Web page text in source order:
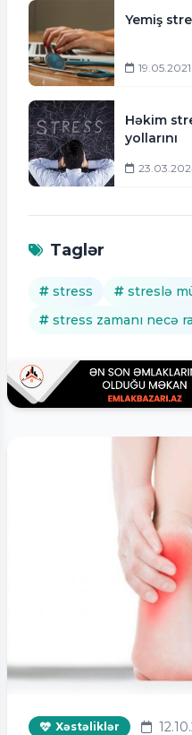
Yemiş
Həkim
yollarını
Taglər
stress
streslə
stress zamanı necə
Xəstəliklər